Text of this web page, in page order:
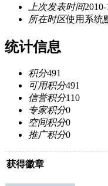
上次发表时间
所在时区使用系统
统计信息
积分491
可用积分491
信誉积分110
专家积分0
空间积分0
推广积分0
获得徽章